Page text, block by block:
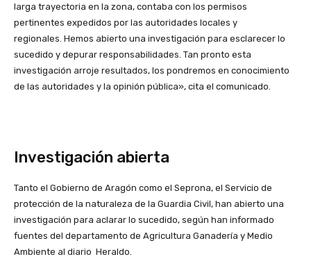
larga trayectoria en la zona, contaba con los permisos
pertinentes expedidos por las autoridades locales y
regionales. Hemos abierto una investigación para esclarecer lo
sucedido y depurar responsabilidades. Tan pronto esta
investigación arroje resultados, los pondremos en conocimiento
de las autoridades y la opinión pública», cita el comunicado.
Investigación abierta
Tanto el Gobierno de Aragón como el Seprona, el Servicio de
protección de la naturaleza de la Guardia Civil, han abierto una
investigación para aclarar lo sucedido, según han informado
fuentes del departamento de Agricultura Ganadería y Medio
Ambiente al diario Heraldo.